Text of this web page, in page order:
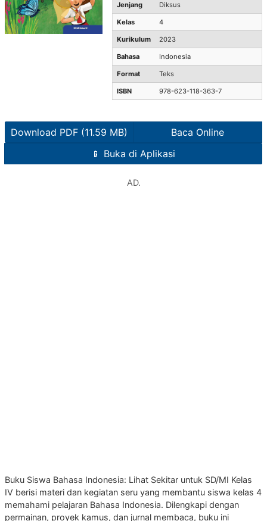
Jenjang Diksus
Kelas 4
Kurikulum 2023
Bahasa Indonesia
Format Teks
ISBN 978-623-118-363-7
Download PDF (11.59 MB)
Baca Online
📱 Buka di Aplikasi
AD.
Buku Siswa Bahasa Indonesia: Lihat Sekitar untuk SD/MI Kelas
IV berisi materi dan kegiatan seru yang membantu siswa kelas 4
memahami pelajaran Bahasa Indonesia. Dilengkapi dengan
permainan, proyek kamus, dan jurnal membaca, buku ini